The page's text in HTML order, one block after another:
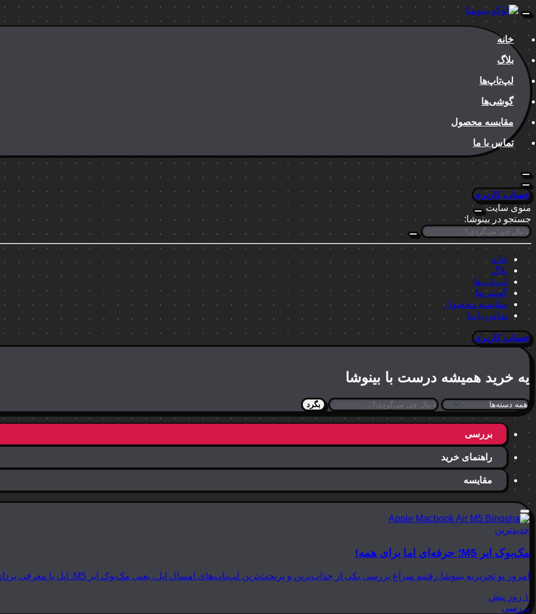
خانه
بلاگ
لپ‌تاپ‌ها
گوشی‌ها
مقایسه محصول
تماس با ما
حساب کاربری
منوی سایت
جستجو در بینوشا:
خانه
بلاگ
لپ‌تاپ‌ها
گوشی‌ها
مقایسه محصول
تماس با ما
حساب کاربری
یه خرید همیشه درست با بینوشا
بگرد
بررسی
راهنمای خرید
مقایسه
جدیدترین
مک‌بوک ایر M5؛ حرفه‌ای اما برای همه!
امروز تو تحریریه بینوشا رفتیم سراغ بررسی یکی از جذاب‌ترین و پربحث‌ترین لپ‌تاپ‌های امسال اپل، یعنی مک‌بوک ایر M5. اپل با معرفی پردازنده‌های سری M5 دوباره گرد و خاک به…
۱ روز پیش
بررسی